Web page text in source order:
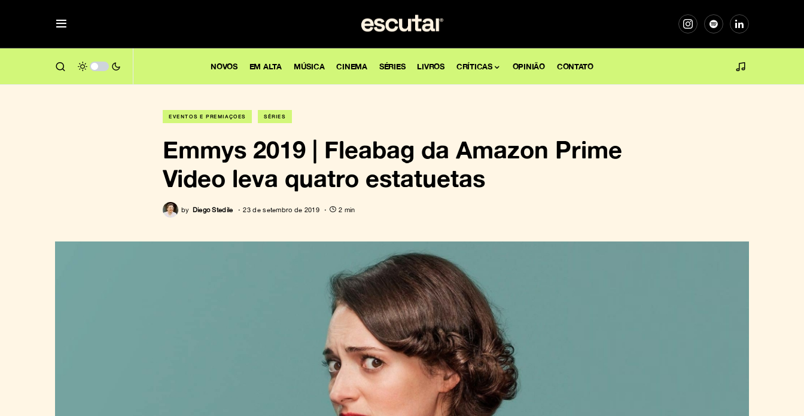
NOVOS EM ALTA MÚSICA CINEMA SÉRIES LIVROS CRÍTICAS OPINIÃO CONTATO
EVENTOS E PREMIAÇÕES SÉRIES
Emmys 2019 | Fleabag da Amazon Prime
Video leva quatro estatuetas
by Diego Stedile 23 de setembro de 2019 2 min